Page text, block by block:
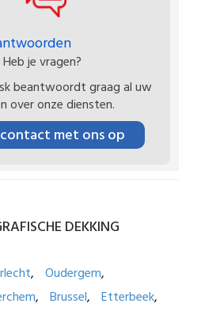
Heb je vragen?
beantwoordt graag al uw
over onze diensten.
met ons op
DEKKING
Oudergem
Brussel
Etterbeek